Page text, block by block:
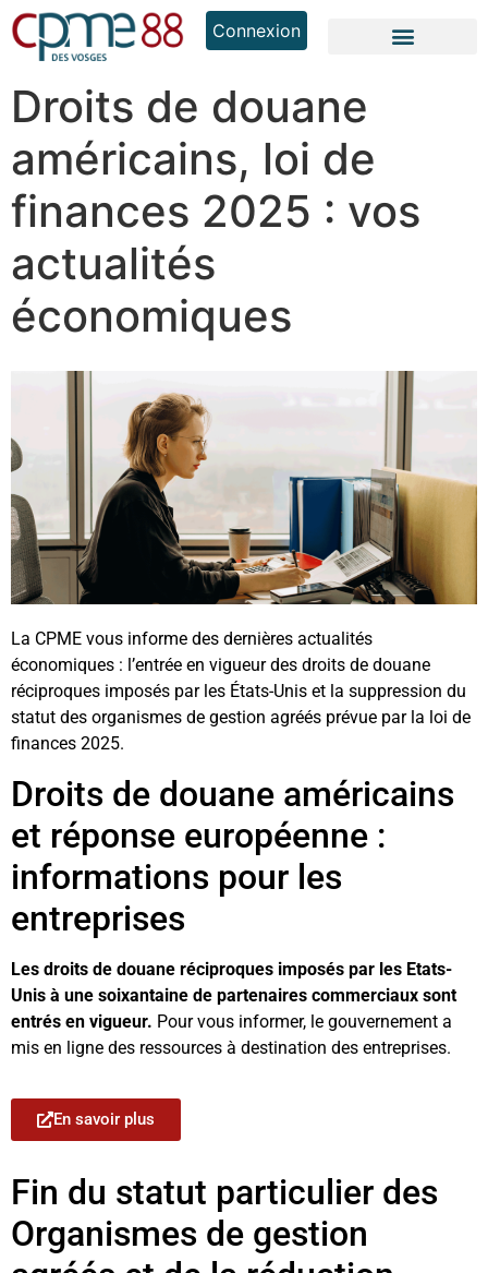
Connexion
Droits de douane
américains, loi de
finances 2025 : vos
actualités
économiques
La CPME vous informe des dernières actualités
économiques : l’entrée en vigueur des droits de douane
réciproques imposés par les États-Unis et la suppression du
statut des organismes de gestion agréés prévue par la loi de
finances 2025.
Droits de douane américains
et réponse européenne :
informations pour les
entreprises
Les droits de douane réciproques imposés par les Etats-
Unis à une soixantaine de partenaires commerciaux sont
entrés en vigueur. Pour vous informer, le gouvernement a
mis en ligne des ressources à destination des entreprises.
En savoir plus
Fin du statut particulier des
Organismes de gestion